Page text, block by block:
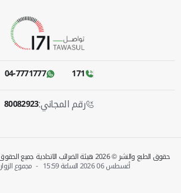
171
04-7771777
رقم المجاني:80082923
حقوق الطبع والنشر © 2026 هيئة الضرائب الاتحادية جميع الحقوق محفوظة
أغسطس 06 2026 الساعة‎ 15:59
- مجموع الزوار